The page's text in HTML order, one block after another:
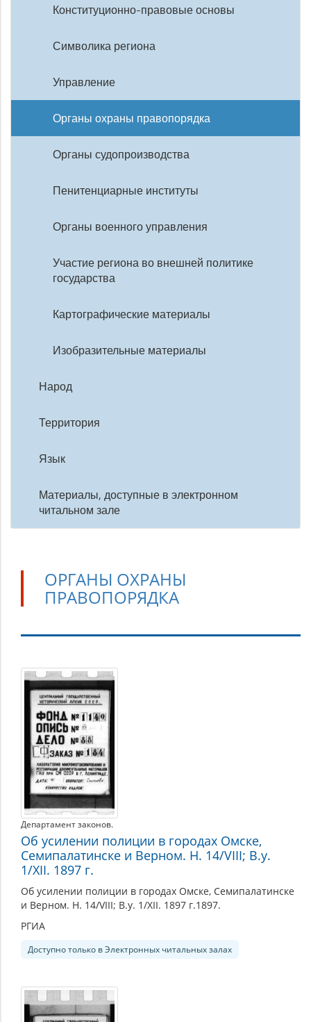
Конституционно-правовые основы
Символика региона
Управление
Органы охраны правопорядка
Органы судопроизводства
Пенитенциарные институты
Органы военного управления
Участие региона во внешней политике
государства
Картографические материалы
Изобразительные материалы
Народ
Территория
Язык
Материалы, доступные в электронном
читальном зале
ОРГАНЫ ОХРАНЫ
ПРАВОПОРЯДКА
Органы
охраны
правопорядка
Департамент законов.
Об усилении полиции в городах Омске,
Семипалатинске и Верном. Н. 14/VIII; В.у.
1/XII. 1897 г.
Об усилении полиции в городах Омске, Семипалатинске
и Верном. Н. 14/VIII; В.у. 1/XII. 1897 г.1897.
РГИА
Доступно только в Электронных читальных залах